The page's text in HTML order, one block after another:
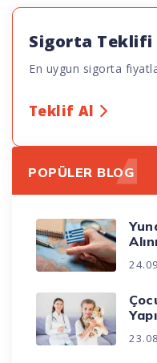
POPÜLER BLOG
Sigorta Teklifi
En uygun sigorta
Teklif Al